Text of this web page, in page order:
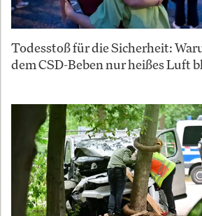
Todesstoß für die Sicherheit:
dem CSD-Beben nur heißes Luft